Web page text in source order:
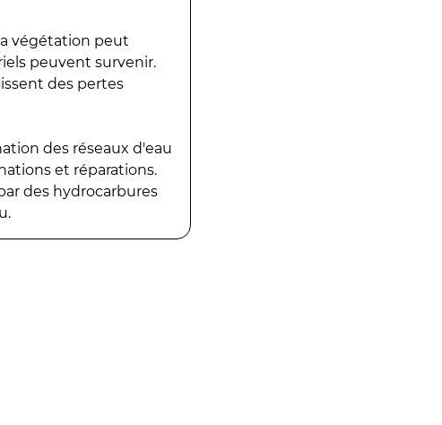
végétation peut
peuvent survenir.
des pertes
des réseaux d'eau
et réparations.
des hydrocarbures